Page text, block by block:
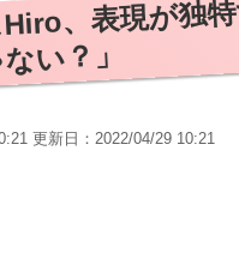
、表現が独
い？」
更新日： 2022/04/29 10:21